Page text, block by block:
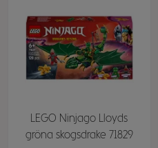
LEGO Ninjago Lloyds
gröna skogsdrake 71829